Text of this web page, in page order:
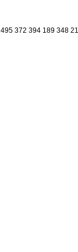
372 394 189 348